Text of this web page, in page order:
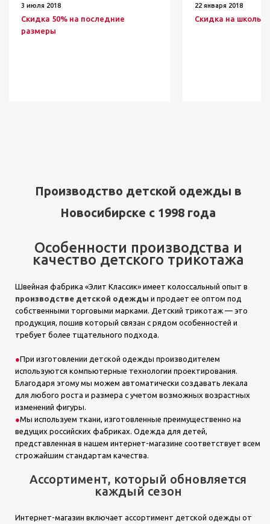
3 июля 2018
Скидка 50% на последние
размеры
22 января 2018
Скидка на
Производство детской одежды в
Новосибирске с 1998 года
Особенности производства и
качество детского трикотажа
Швейная фабрика «Элит Классик» имеет колоссальный опыт в
производстве детской одежды и продает ее оптом под
собственными торговыми марками. Детский трикотаж — это
продукция, пошив который связан с рядом особенностей и
требует более тщательного подхода.
При изготовлении детской одежды производителем
используются компьютерные технологии проектирования.
Благодаря этому мы можем автоматически создавать лекала
для любого роста и размера с учетом возможных возрастных
изменений фигуры.
Мы используем ткани, изготовленные преимущественно на
ведущих российских фабриках. Одежда для детей,
представленная в нашем интернет-магазине соответствует всем
строжайшим стандартам качества.
Ассортимент, который обновляется
каждый сезон
Интернет-магазин включает ассортимент детской одежды от